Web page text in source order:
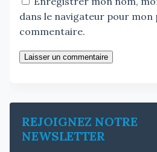
dans le navigateur pour mon
commentaire.
Laisser un commentaire
REJOIGNEZ NOTRE
NEWSLETTER